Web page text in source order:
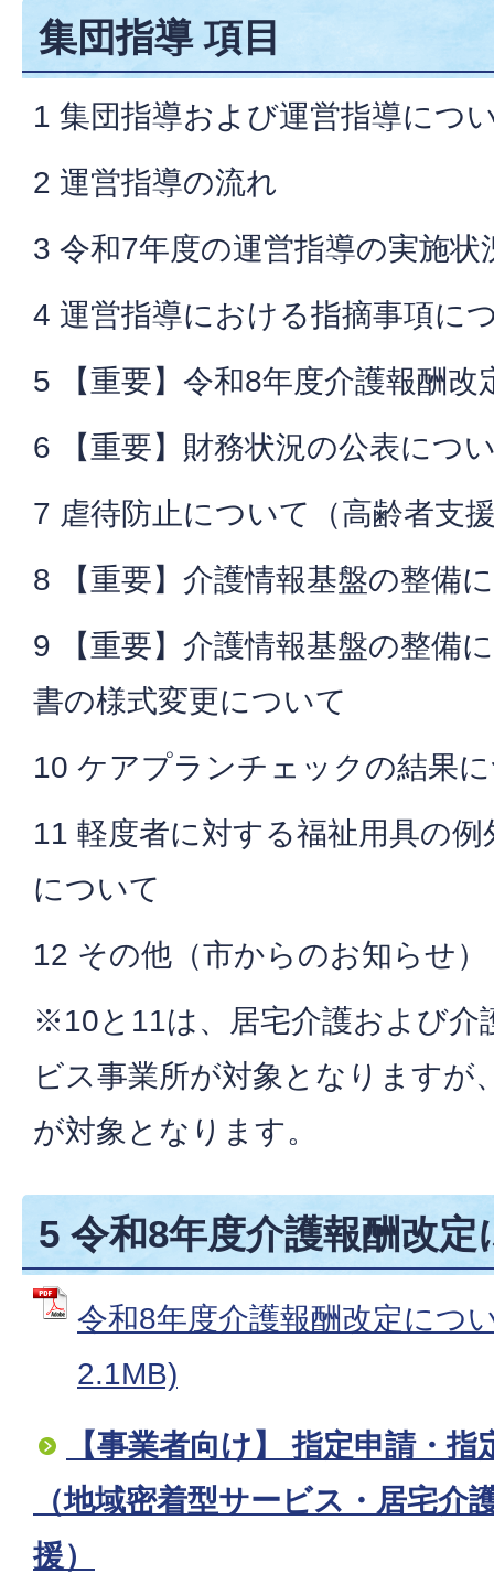
集団指導 項目
1 集団指導および運営指導につ
2 運営指導の流れ
3 令和7年度の運営指導の実施状
4 運営指導における指摘事項に
5 【重要】令和8年度介護報酬改
6 【重要】財務状況の公表につ
7 虐待防止について（高齢者支
8 【重要】介護情報基盤の整備
9 【重要】介護情報基盤の整備
書の様式変更について
10 ケアプランチェックの結果
11 軽度者に対する福祉用具の
について
12 その他（市からのお知らせ）
※10と11は、居宅介護および介
ビス事業所が対象となりますが
が対象となります。
5 令和8年度介護報酬改定
令和8年度介護報酬改定につ
2.1MB)
【事業者向け】 指定申請・
（地域密着型サービス・居宅介
援）